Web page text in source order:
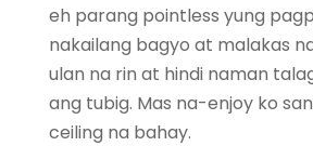
eh parang pointless yung
nakailang bagyo at malakas
ulan na rin at hindi naman
ang tubig. Mas na-enjoy ko
ceiling na bahay.